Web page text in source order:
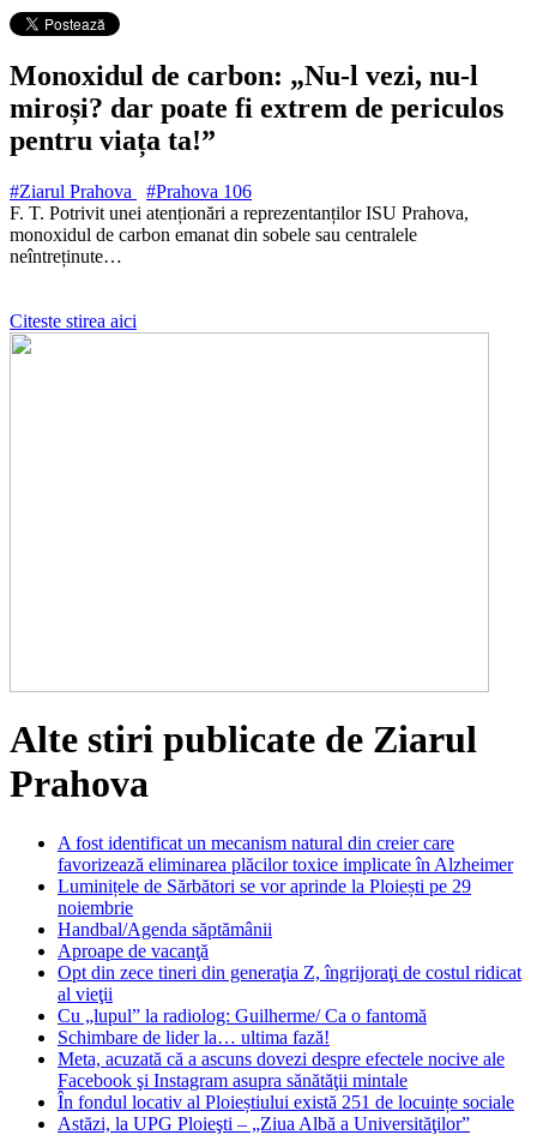
Monoxidul de carbon: „Nu-l vezi, nu-l
miroși? dar poate fi extrem de periculos
pentru viața ta!”
#Ziarul Prahova #Prahova 106
F. T. Potrivit unei atenționări a reprezentanților ISU Prahova,
monoxidul de carbon emanat din sobele sau centralele
neîntreținute…
Citeste stirea aici
Alte stiri publicate de Ziarul
Prahova
A fost identificat un mecanism natural din creier care
favorizează eliminarea plăcilor toxice implicate în Alzheimer
Luminițele de Sărbători se vor aprinde la Ploiești pe 29
noiembrie
Handbal/Agenda săptămânii
Aproape de vacanţă
Opt din zece tineri din generaţia Z, îngrijoraţi de costul ridicat
al vieţii
Cu „lupul” la radiolog: Guilherme/ Ca o fantomă
Schimbare de lider la… ultima fază!
Meta, acuzată că a ascuns dovezi despre efectele nocive ale
Facebook şi Instagram asupra sănătăţii mintale
În fondul locativ al Ploieștiului există 251 de locuințe sociale
Astăzi, la UPG Ploieşti – „Ziua Albă a Universităţilor”